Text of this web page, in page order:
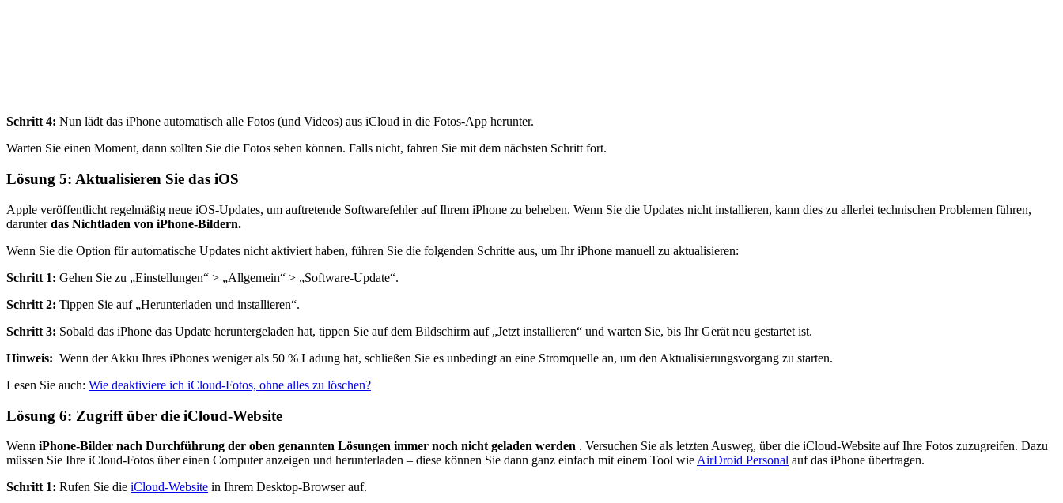
Schritt 4: Nun lädt das iPhone automatisch alle Fotos (und Videos) aus iCloud in die Fotos-App herunter.
Warten Sie einen Moment, dann sollten Sie die Fotos sehen können. Falls nicht, fahren Sie mit dem nächsten Schritt fort.
Lösung 5: Aktualisieren Sie das iOS
Apple veröffentlicht regelmäßig neue iOS-Updates, um auftretende Softwarefehler auf Ihrem iPhone zu beheben. Wenn Sie die Updates nicht installieren, kann dies zu allerlei technischen Problemen führen,
darunterdas Nichtladen von iPhone-Bildern.
Wenn Sie die Option für automatische Updates nicht aktiviert haben, führen Sie die folgenden Schritte aus, um Ihr iPhone manuell zu aktualisieren:
Schritt 1: Gehen Sie zu „Einstellungen“ > „Allgemein“ > „Software-Update“.
Schritt 2: Tippen Sie auf „Herunterladen und installieren“.
Schritt 3: Sobald das iPhone das Update heruntergeladen hat, tippen Sie auf dem Bildschirm auf „Jetzt installieren“ und warten Sie, bis Ihr Gerät neu gestartet ist.
Hinweis: Wenn der Akku Ihres iPhones weniger als 50 % Ladung hat, schließen Sie es unbedingt an eine Stromquelle an, um den Aktualisierungsvorgang zu starten.
Lesen Sie auch: Wie deaktiviere ich iCloud-Fotos, ohne alles zu löschen?
Lösung 6: Zugriff über die iCloud-Website
Wenn iPhone-Bilder nach Durchführung der oben genannten Lösungen immer noch nicht geladen werden . Versuchen Sie als letzten Ausweg, über die iCloud-Website auf Ihre Fotos zuzugreifen. Dazu
müssen Sie Ihre iCloud-Fotos über einen Computer anzeigen und herunterladen – diese können Sie dann ganz einfach mit einem Tool wie AirDroid Personal auf das iPhone übertragen.
Schritt 1: Rufen Sie die iCloud-Website in Ihrem Desktop-Browser auf.